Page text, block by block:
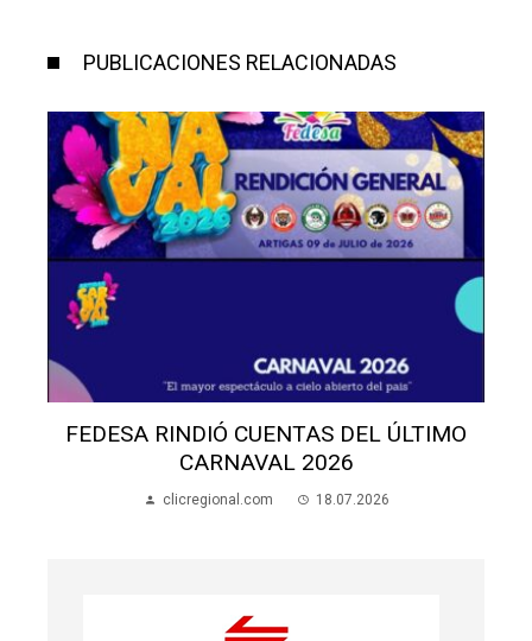
PUBLICACIONES RELACIONADAS
FEDESA RINDIÓ CUENTAS DEL ÚLTIMO
CARNAVAL 2026
clicregional.com 18.07.2026